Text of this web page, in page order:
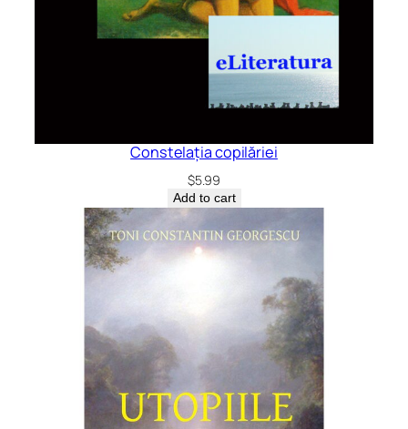
Constelația copilăriei
$5.99
Add to cart